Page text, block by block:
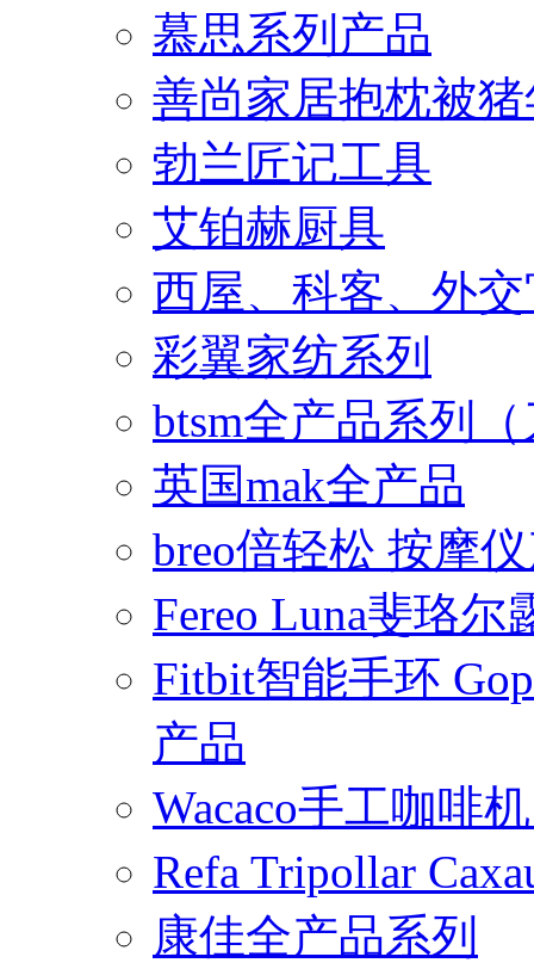
慕思系列产品
善尚家居抱枕被
勃兰匠记工具
艾铂赫厨具
西屋、科客、外
彩翼家纺系列
btsm全产品系列
英国mak全产品
breo倍轻松 按摩
Fereo Luna斐珞
Fitbit智能手环
产品
Wacaco手工咖啡
Refa Tripollar
康佳全产品系列